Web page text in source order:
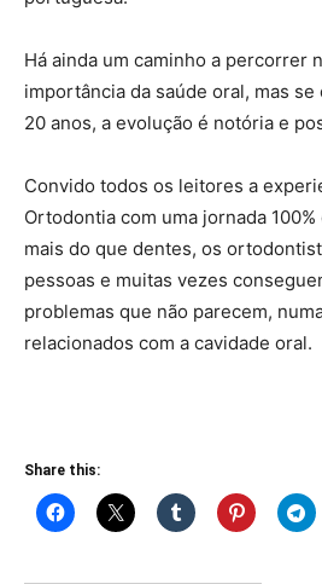
Há ainda um caminho a percorrer
importância da saúde oral, mas
20 anos, a evolução é notória e
Convido todos os leitores a
Ortodontia com uma jornada
mais do que dentes, os
pessoas e muitas vezes
problemas que não parecem,
relacionados com a cavidade oral.
Share this: